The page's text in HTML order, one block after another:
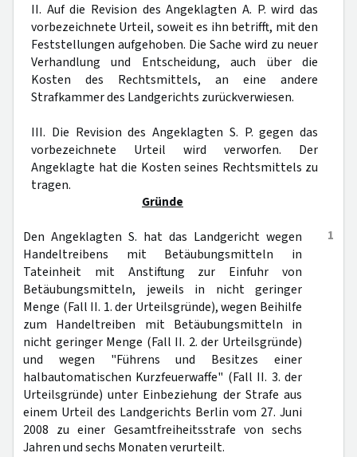
II. Auf die Revision des Angeklagten A. P. wird das
vorbezeichnete Urteil, soweit es ihn betrifft, mit den
Feststellungen aufgehoben. Die Sache wird zu neuer
Verhandlung und Entscheidung, auch über die
Kosten des Rechtsmittels, an eine andere
Strafkammer des Landgerichts zurückverwiesen.
III. Die Revision des Angeklagten S. P. gegen das
vorbezeichnete Urteil wird verworfen. Der
Angeklagte hat die Kosten seines Rechtsmittels zu
tragen.
Gründe
1
Den Angeklagten S. hat das Landgericht wegen
Handeltreibens mit Betäubungsmitteln in
Tateinheit mit Anstiftung zur Einfuhr von
Betäubungsmitteln, jeweils in nicht geringer
Menge (Fall II. 1. der Urteilsgründe), wegen Beihilfe
zum Handeltreiben mit Betäubungsmitteln in
nicht geringer Menge (Fall II. 2. der Urteilsgründe)
und wegen "Führens und Besitzes einer
halbautomatischen Kurzfeuerwaffe" (Fall II. 3. der
Urteilsgründe) unter Einbeziehung der Strafe aus
einem Urteil des Landgerichts Berlin vom 27. Juni
2008 zu einer Gesamtfreiheitsstrafe von sechs
Jahren und sechs Monaten verurteilt.